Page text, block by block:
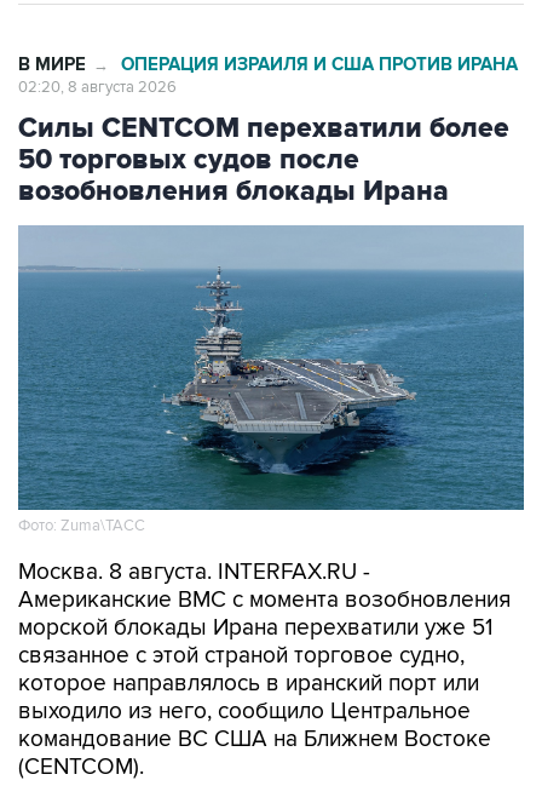
В МИРЕ → ОПЕРАЦИЯ ИЗРАИЛЯ И США ПРОТИВ ИРАНА
02:20, 8 августа 2026
Силы CENTCOM перехватили более
50 торговых судов после
возобновления блокады Ирана
Фото: Zuma\ТАСС
Москва. 8 августа. INTERFAX.RU -
Американские ВМС с момента возобновления
морской блокады Ирана перехватили уже 51
связанное с этой страной торговое судно,
которое направлялось в иранский порт или
выходило из него, сообщило Центральное
командование ВС США на Ближнем Востоке
(CENTCOM).